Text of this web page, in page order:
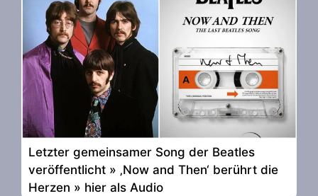
Letzter gemeinsamer Song der Beatles
veröffentlicht » ‚Now and Then‘ berührt die
Herzen » hier als Audio